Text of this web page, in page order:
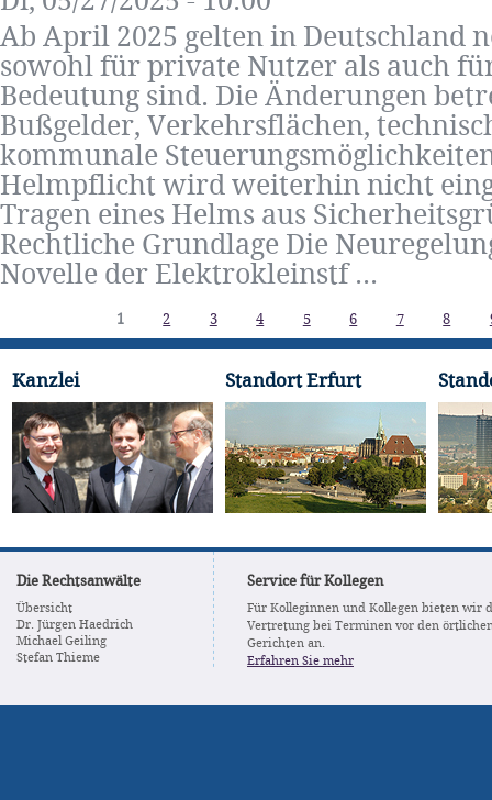
Ab April 2025 gelten in Deutschland
sowohl für private Nutzer als auch
Bedeutung sind. Die Änderungen
Bußgelder, Verkehrsflächen,
kommunale
Helmpflicht wird weiterhin nicht
Tragen eines Helms aus
Rechtliche Grundlage Die
Novelle der Elektrokleinstf ...
1 2 3 4 5 6 7 8
Kanzlei Standort Erfurt
Die Rechtsanwälte
Übersicht
Dr. Jürgen Haedrich
Michael Geiling
Stefan Thieme
Service für Kollegen
Für Kolleginnen und Kollegen bieten wir
Vertretung bei Terminen vor den
Gerichten an.
Erfahren Sie mehr